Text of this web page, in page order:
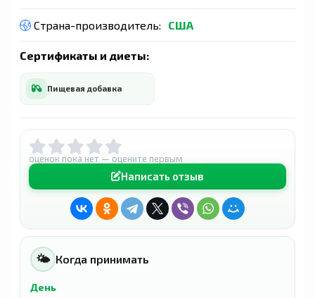
Страна-производитель: США
Сертификаты и диеты:
Пищевая добавка
оценок пока нет — оцените первым
Написать отзыв
🌤 Когда принимать
День